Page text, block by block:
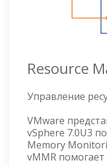
Resource
Управление
VMware
vSphere 7.0U3
Memory
vMMR